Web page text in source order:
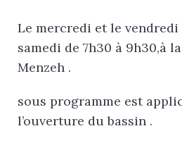
Le mercredi et le vendredi
samedi de 7h30 à 9h30,à
Menzeh .
sous programme est
l’ouverture du bassin .